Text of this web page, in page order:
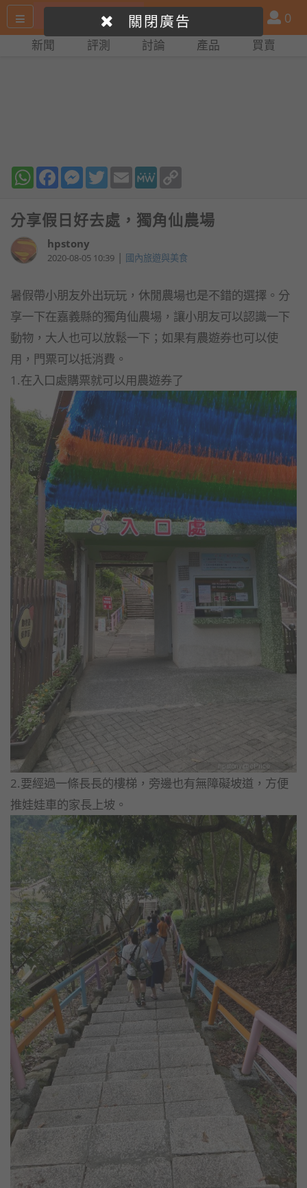
尋
產
品
比
會
員
0
新聞 評測 討論 產品 買賣
WhatsAppFacebookMessenger
TwitterEmail MeWe
分享假日好去處，獨角仙農場
hpstony
2020-08-05 10:39 | 國內旅遊與美食
暑假帶小朋友外出玩玩，休閒農場也是不錯的選擇。分
享一下在嘉義縣的獨角仙農場，讓小朋友可以認識一下
動物，大人也可以放鬆一下；如果有農遊券也可以使
用，門票可以抵消費。
1.在入口處購票就可以用農遊券了
2.要經過一條長長的樓梯，旁邊也有無障礙坡道，方便
推娃娃車的家長上坡。
關閉廣告